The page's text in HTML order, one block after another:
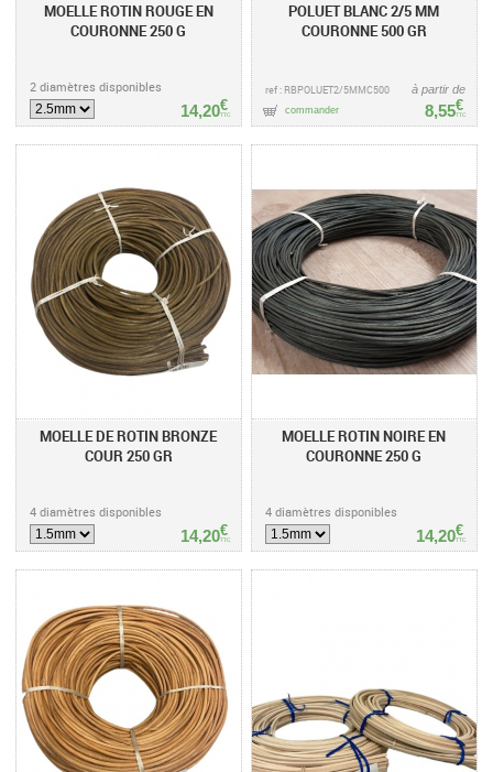
MOELLE ROTIN ROUGE EN
COURONNE 250 G
2 diamètres disponibles
14,20€
TTC
POLUET BLANC 2/5 MM
COURONNE 500 GR
ref : RBPOLUET2/5MMC500
8,55€
TTC
à partir de
commander
MOELLE DE ROTIN BRONZE
COUR 250 GR
4 diamètres disponibles
14,20€
TTC
MOELLE ROTIN NOIRE EN
COURONNE 250 G
4 diamètres disponibles
14,20€
TTC